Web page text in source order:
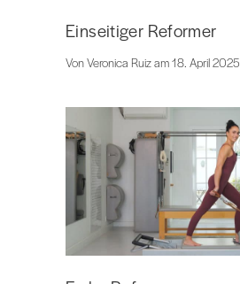
Einseitiger Reformer
Von Veronica Ruiz am 18. April 2025